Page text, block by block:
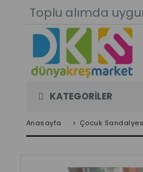
Toplu alımda
KATEGORİLER
Anasayfa > Çocuk